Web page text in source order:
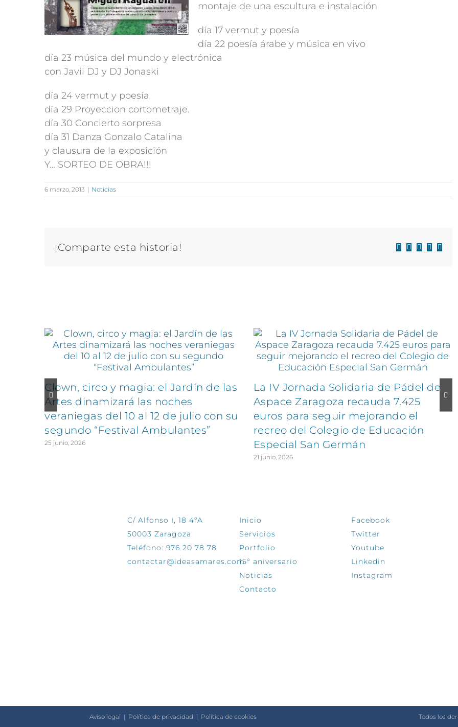
montaje de una escultura e instalación
día 17 vermut y poesía
día 22 poesía árabe y música en vivo
día 23 música del mundo y electrónica
con Javii DJ y DJ Jonaski
día 24 vermut y poesía
día 29 Proyeccion cortometraje.
día 30 Concierto sorpresa
día 31 Danza Gonzalo Catalina
y clausura de la exposición
Y… SORTEO DE OBRA!!!
6 marzo, 2013 | Noticias
¡Comparte esta historia! Facebook
X LinkedIn
WhatsApp
Correo
Clown, circo y magia: el Jardín de las
Artes dinamizará las noches
veraniegas del 10 al 12 de julio con su
segundo “Festival Ambulantes”
25 junio, 2026
La IV Jornada Solidaria de Pádel de
Aspace Zaragoza recauda 7.425
euros para seguir mejorando el
recreo del Colegio de Educación
Especial San Germán
21 junio, 2026
C/ Alfonso I, 18 4ºA
50003 Zaragoza
Teléfono: 976 20 78 78
contactar@ideasamares.com
Inicio
Servicios
Portfolio
15º aniversario
Noticias
Contacto
Facebook
Twitter
Youtube
Linkedin
Instagram
Aviso legal | Política de privacidad | Política de cookies Todos los